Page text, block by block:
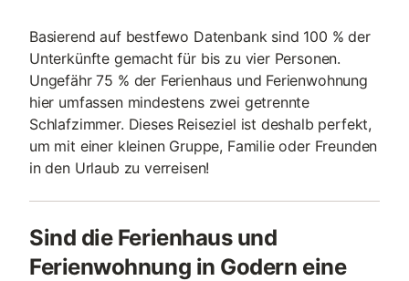
Basierend auf bestfewo Datenbank sind 100 % der
Unterkünfte gemacht für bis zu vier Personen.
Ungefähr 75 % der Ferienhaus und Ferienwohnung
hier umfassen mindestens zwei getrennte
Schlafzimmer. Dieses Reiseziel ist deshalb perfekt,
um mit einer kleinen Gruppe, Familie oder Freunden
in den Urlaub zu verreisen!
Sind die Ferienhaus und
Ferienwohnung in Godern eine